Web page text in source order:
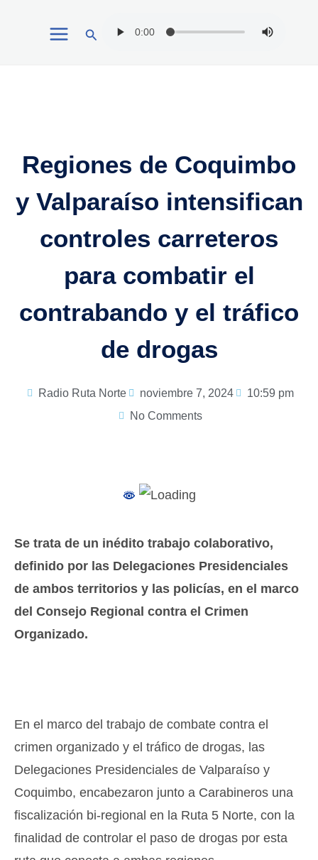
Buscar
Regiones de Coquimbo
y Valparaíso intensifican
controles carreteros
para combatir el
contrabando y el tráfico
de drogas
Radio Ruta Norte noviembre 7, 2024
10:59 pm
No Comments
Se trata de un inédito trabajo colaborativo,
definido por las Delegaciones Presidenciales
de ambos territorios y las policías, en el marco
del Consejo Regional contra el Crimen
Organizado.
En el marco del trabajo de combate contra el
crimen organizado y el tráfico de drogas, las
Delegaciones Presidenciales de Valparaíso y
Coquimbo, encabezaron junto a Carabineros una
fiscalización bi-regional en la Ruta 5 Norte, con la
finalidad de controlar el paso de drogas por esta